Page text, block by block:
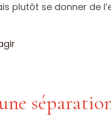
plutôt se donner de